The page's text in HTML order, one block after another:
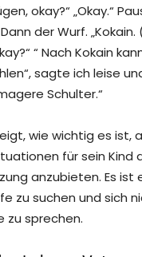
okay?“ „Okay.“
der Wurf. „Kokain.
“ Nach Kokain
sagte ich leise
Schulter.“
wie wichtig es ist,
für sein Kind
anzubieten. Es ist
zu suchen und sich
zu sprechen.